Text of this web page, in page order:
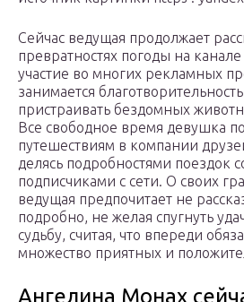
Сейчас ведущая продолжает
превратностях погоды на
участие во многих рекламных
занимается
пристраивать бездомных
Все свободное время девушка
путешествиям в компании
делясь подробностями поездок
подписчиками с сети. О своих
ведущая предпочитает не
подробно, не желая спугнуть
судьбу, считая, что впереди
множество приятных и
Ангелина Монах